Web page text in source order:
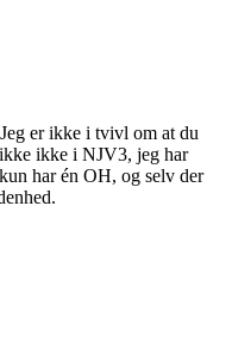
er ikke i tvivl om at du
ikke i NJV3, jeg har
har én OH, og selv der